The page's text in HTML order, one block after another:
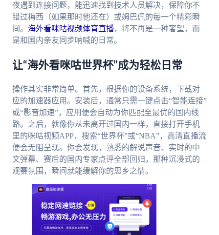
夜遇到连接问题，能迅速找到技术人员解决，保障你不
错过梅西（如果那时他还在）或姆巴佩的每一个精彩瞬
间。 海外看咪咕视频体育直播，将不再是一种奢望，而
是和国内亲友同步呐喊的日常。
让“海外看咪咕世界杯”成为轻松日常
操作其实非常简单。首先，根据你的设备系统，下载对
应的加速器应用。安装后，通常只需一键点击“智能连接”
或“影音加速”，应用便会自动为你匹配至最优的国内线
路。之后，就像你从未离开过国内一样，直接打开手机
里的咪咕视频APP，搜索“世界杯”或“NBA”，高清直播流
便会无阻呈现。你会发现，熟悉的解说声音、实时的中
文弹幕、赛后的国内专家点评全部回归，那种沉浸式的
观赛氛围，瞬间就能缓解你的思乡之情。